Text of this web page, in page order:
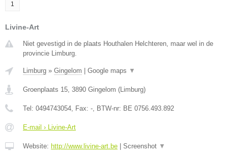
1
Livine-Art
Niet gevestigd in de plaats Houthalen Helchteren, maar wel in de
provincie Limburg.
Limburg » Gingelom Google maps ▼
Groenplaats 15, 3890 Gingelom (Limburg)
Tel: 0494743054, Fax: -, BTW-nr: BE 0756.493.892
E-mail › Livine-Art
Website: http://www.livine-art.be Screenshot ▼